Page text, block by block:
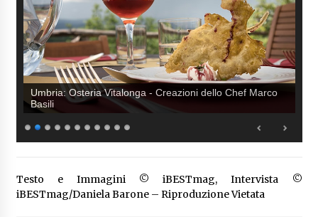
Umbria: Osteria Vitalonga - Creazioni dello Chef Marco
Basili
Testo e Immagini © iBESTmag, Intervista ©
iBESTmag/Daniela Barone – Riproduzione Vietata